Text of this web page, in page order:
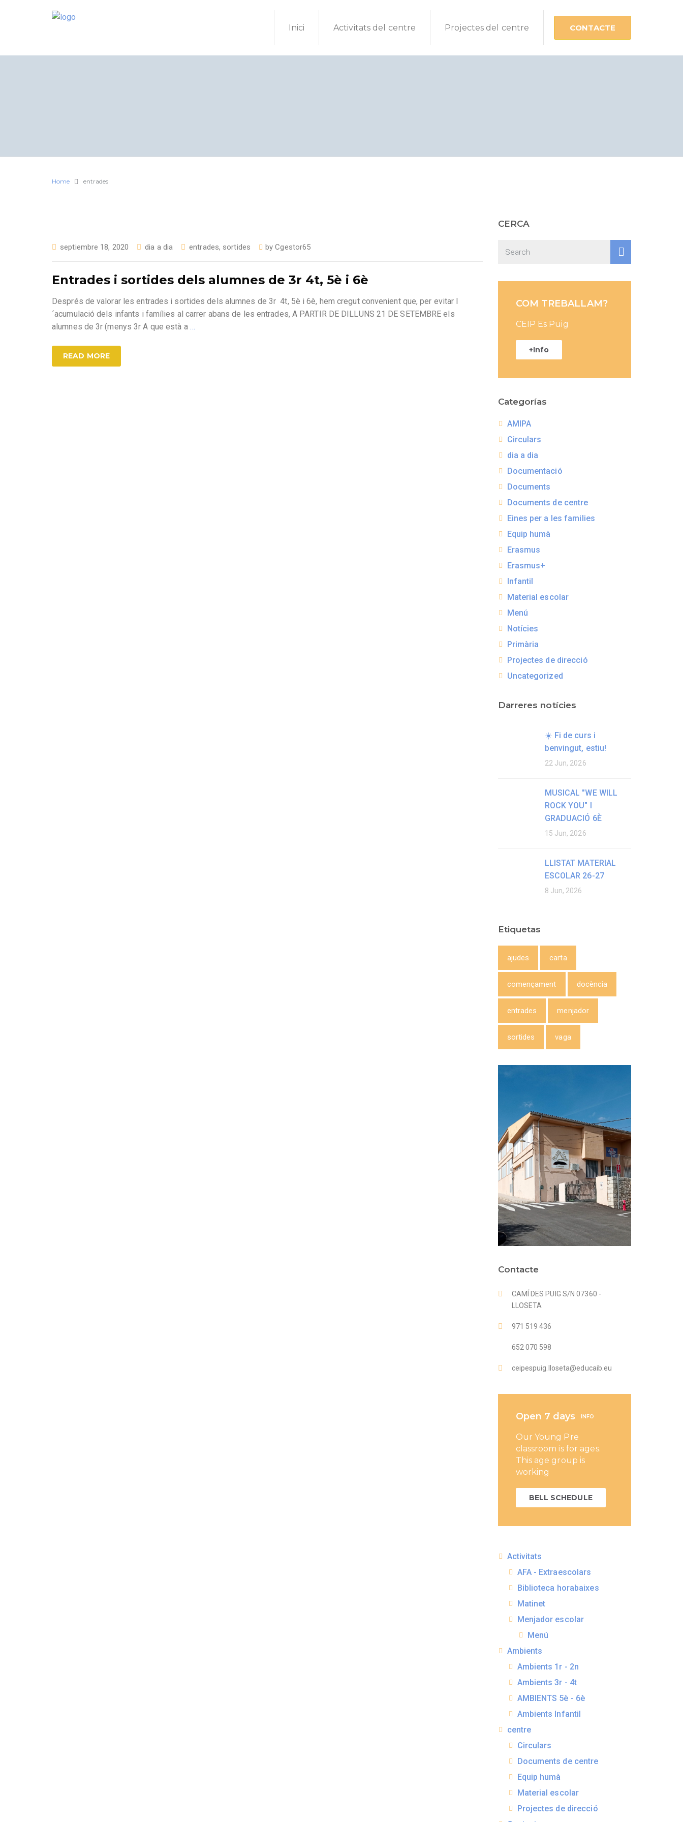
Inici Activitats del centre Projectes del centre CONTACTE
Home entrades
septiembre 18, 2020 dia a dia entrades, sortides byCgestor65
Entrades i sortides dels alumnes de 3r 4t, 5è i 6è
Després de valorar les entrades i sortides dels alumnes de 3r 4t, 5è i 6è, hem cregut convenient que, per evitar l
´acumulació dels infants i famílies al carrer abans de les entrades, A PARTIR DE DILLUNS 21 DE SETEMBRE els
alumnes de 3r (menys 3r A que està a …
READ MORE
CERCA
COM TREBALLAM?
CEIP Es Puig
+Info
Categorías
AMIPA
Circulars
dia a dia
Documentació
Documents
Documents de centre
Eines per a les families
Equip humà
Erasmus
Erasmus+
Infantil
Material escolar
Menú
Notícies
Primària
Projectes de direcció
Uncategorized
Darreres notícies
☀️ Fi de curs i
benvingut, estiu!
22 Jun, 2026
MUSICAL "WE WILL
ROCK YOU" I
GRADUACIÓ 6È
15 Jun, 2026
LLISTAT MATERIAL
ESCOLAR 26-27
8 Jun, 2026
Etiquetas
ajudes carta
començament docència
entrades menjador
sortides vaga
Contacte
CAMÍ DES PUIG S/N 07360 -
LLOSETA
971 519 436
652 070 598
ceipespuig.lloseta@educaib.eu
Open 7 days INFO
Our Young Pre
classroom is for ages.
This age group is
working
BELL SCHEDULE
Activitats
AFA - Extraescolars
Biblioteca horabaixes
Matinet
Menjador escolar
Menú
Ambients
Ambients 1r - 2n
Ambients 3r - 4t
AMBIENTS 5è - 6è
Ambients Infantil
centre
Circulars
Documents de centre
Equip humà
Material escolar
Projectes de direcció